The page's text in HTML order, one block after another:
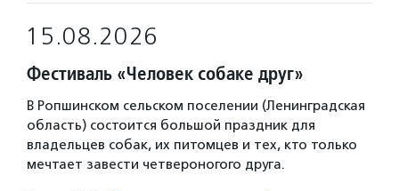
15.08.2026
Фестиваль «Человек собаке друг»
В Ропшинском сельском поселении (Ленинградская
область) состоится большой праздник для
владельцев собак, их питомцев и тех, кто только
мечтает завести четвероногого друга.